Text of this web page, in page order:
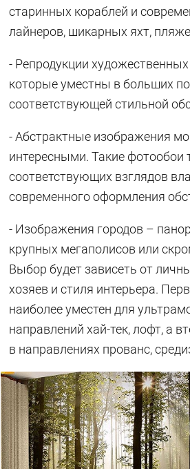
старинных кораблей и
лайнеров, шикарных яхт,
- Репродукции
которые уместны в больших
соответствующей стильной
- Абстрактные изображения
интересными. Такие фотообои
соответствующих взглядов
современного оформления
- Изображения городов –
крупных мегаполисов или
Выбор будет зависеть от
хозяев и стиля интерьера.
наиболее уместен для
направлений хай-тек, лофт, а
в направлениях прованс,